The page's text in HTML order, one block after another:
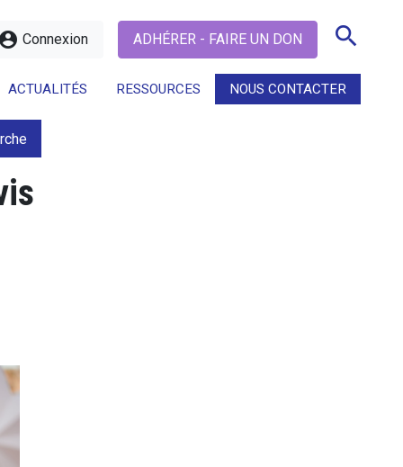
Connexion ADHÉRER - FAIRE UN DON search
ACTUALITÉS RESSOURCES NOUS CONTACTER